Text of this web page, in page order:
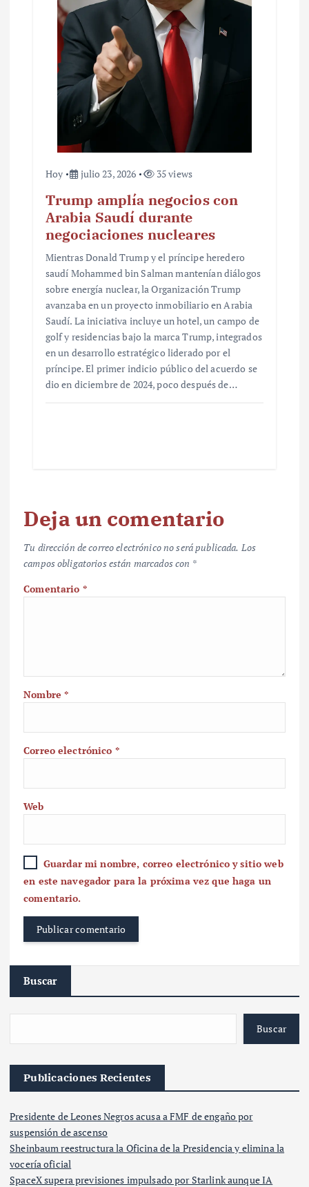
Hoy julio 23, 2026 35 views
Trump amplía negocios con
Arabia Saudí durante
negociaciones nucleares
Mientras Donald Trump y el príncipe heredero
saudí Mohammed bin Salman mantenían diálogos
sobre energía nuclear, la Organización Trump
avanzaba en un proyecto inmobiliario en Arabia
Saudí. La iniciativa incluye un hotel, un campo de
golf y residencias bajo la marca Trump, integrados
en un desarrollo estratégico liderado por el
príncipe. El primer indicio público del acuerdo se
dio en diciembre de 2024, poco después de…
Deja un comentario
Tu dirección de correo electrónico no será publicada. Los
campos obligatorios están marcados con *
Comentario *
Nombre*
Correo electrónico *
Web
Guardar mi nombre, correo electrónico y sitio web
en este navegador para la próxima vez que haga un
comentario.
Buscar
Buscar
Publicaciones Recientes
Presidente de Leones Negros acusa a FMF de engaño por
suspensión de ascenso
Sheinbaum reestructura la Oficina de la Presidencia y elimina la
vocería oficial
SpaceX supera previsiones impulsado por Starlink aunque IA